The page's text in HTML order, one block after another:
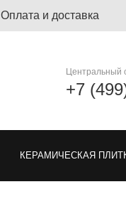
Оплата и доставка
Центральный
+7
КЕРАМИЧЕСКАЯ